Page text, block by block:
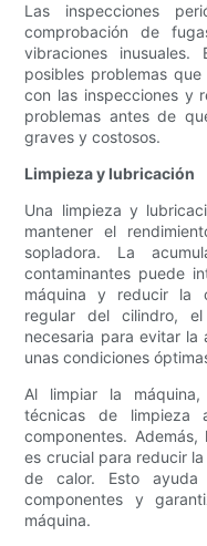
Las inspecciones
comprobación de
vibraciones
posibles problemas
con las inspecciones y
problemas antes de
graves y costosos.
Limpieza y lubricación
Una limpieza y
mantener el
sopladora. La
contaminantes puede
máquina y reducir la
regular del cilindro,
necesaria para evitar la
unas condiciones
Al limpiar la
técnicas de limpieza
componentes.
es crucial para reducir
de calor. Esto
componentes y
máquina.